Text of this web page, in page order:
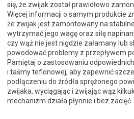
się, że zwijak został prawidłowo
Więcej informacji o samym produkcie
że zwijak jest zamontowany na
wytrzymać jego wagę oraz siłę
czy wąż nie jest nigdzie załamany lub
powodować problemy z przepływem
Pamiętaj o zastosowaniu
i taśmy teflonowej, aby zapewnić
podłączeniu do źródła sprężonego
zwijaka, wyciągając i zwijając wąż
mechanizm działa płynnie i bez zacięć.